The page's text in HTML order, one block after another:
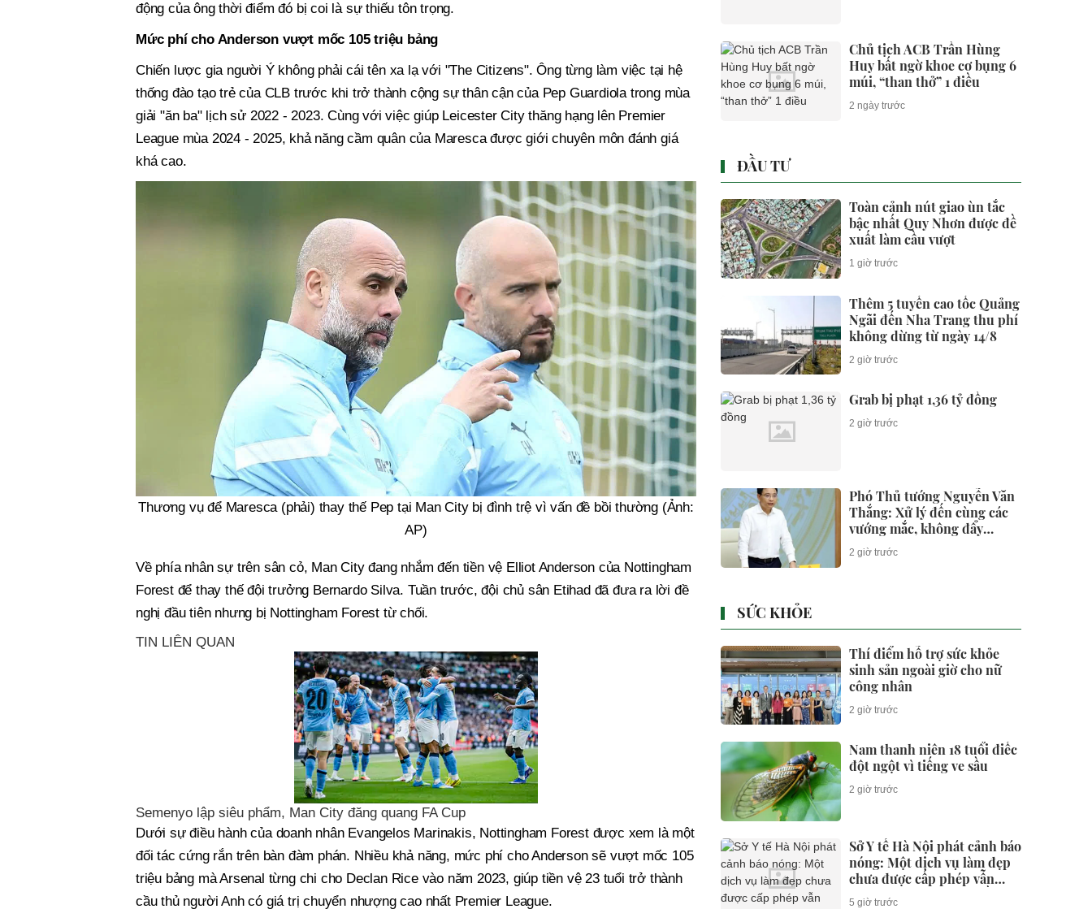
động của ông thời điểm đó bị coi là sự thiếu tôn trọng.
Mức phí cho Anderson vượt mốc 105 triệu bảng
Chiến lược gia người Ý không phải cái tên xa lạ với "The Citizens". Ông từng làm việc tại hệ
thống đào tạo trẻ của CLB trước khi trở thành cộng sự thân cận của Pep Guardiola trong mùa
giải "ăn ba" lịch sử 2022 - 2023. Cùng với việc giúp Leicester City thăng hạng lên Premier
League mùa 2024 - 2025, khả năng cầm quân của Maresca được giới chuyên môn đánh giá
khá cao.
Thương vụ để Maresca (phải) thay thế Pep tại Man City bị đình trệ vì vấn đề bồi thường (Ảnh:
AP)
Về phía nhân sự trên sân cỏ, Man City đang nhắm đến tiền vệ Elliot Anderson của Nottingham
Forest để thay thế đội trưởng Bernardo Silva. Tuần trước, đội chủ sân Etihad đã đưa ra lời đề
nghị đầu tiên nhưng bị Nottingham Forest từ chối.
TIN LIÊN QUAN
Semenyo lập siêu phẩm, Man City đăng quang FA Cup
Dưới sự điều hành của doanh nhân Evangelos Marinakis, Nottingham Forest được xem là một
đối tác cứng rắn trên bàn đàm phán. Nhiều khả năng, mức phí cho Anderson sẽ vượt mốc 105
triệu bảng mà Arsenal từng chi cho Declan Rice vào năm 2023, giúp tiền vệ 23 tuổi trở thành
cầu thủ người Anh có giá trị chuyển nhượng cao nhất Premier League.
Chủ tịch ACB Trần Hùng
Huy bất ngờ khoe cơ bụng 6
múi, “than thở” 1 điều
2 ngày trước
ĐẦU TƯ
Toàn cảnh nút giao ùn tắc
bậc nhất Quy Nhơn được đề
xuất làm cầu vượt
1 giờ trước
Thêm 5 tuyến cao tốc Quảng
Ngãi đến Nha Trang thu phí
không dừng từ ngày 14/8
2 giờ trước
Grab bị phạt 1,36 tỷ đồng
2 giờ trước
Phó Thủ tướng Nguyễn Văn
Thắng: Xử lý đến cùng các
vướng mắc, không đẩy
doanh nghiệp đi vòng
2 giờ trước
SỨC KHỎE
Thí điểm hỗ trợ sức khỏe
sinh sản ngoài giờ cho nữ
công nhân
2 giờ trước
Nam thanh niên 18 tuổi điếc
đột ngột vì tiếng ve sầu
2 giờ trước
Sở Y tế Hà Nội phát cảnh báo
nóng: Một dịch vụ làm đẹp
chưa được cấp phép vẫn
đang được quảng cáo rầm rộ
5 giờ trước